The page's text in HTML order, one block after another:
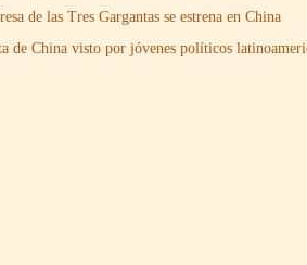
de las Tres Gargantas se estrena en China
de China visto por jóvenes políticos